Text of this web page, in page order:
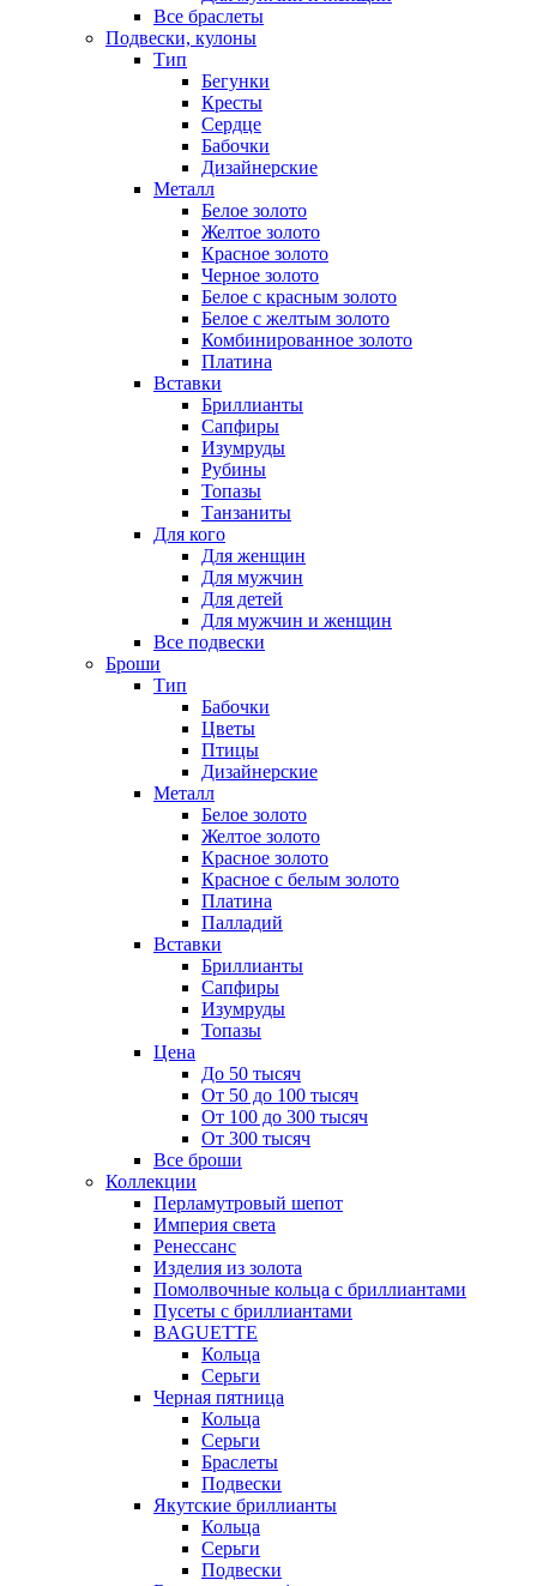
Все браслеты
Подвески, кулоны
Тип
Бегунки
Кресты
Сердце
Бабочки
Дизайнерские
Металл
Белое золото
Желтое золото
Красное золото
Черное золото
Белое с красным золото
Белое с желтым золото
Комбинированное золото
Платина
Вставки
Бриллианты
Сапфиры
Изумруды
Рубины
Топазы
Танзаниты
Для кого
Для женщин
Для мужчин
Для детей
Для мужчин и женщин
Все подвески
Броши
Тип
Бабочки
Цветы
Птицы
Дизайнерские
Металл
Белое золото
Желтое золото
Красное золото
Красное с белым золото
Платина
Палладий
Вставки
Бриллианты
Сапфиры
Изумруды
Топазы
Цена
До 50 тысяч
От 50 до 100 тысяч
От 100 до 300 тысяч
От 300 тысяч
Все броши
Коллекции
Перламутровый шепот
Империя света
Ренессанс
Изделия из золота
Помолвочные кольца с бриллиантами
Пусеты с бриллиантами
BAGUETTE
Кольца
Серьги
Черная пятница
Кольца
Серьги
Браслеты
Подвески
Якутские бриллианты
Кольца
Серьги
Подвески